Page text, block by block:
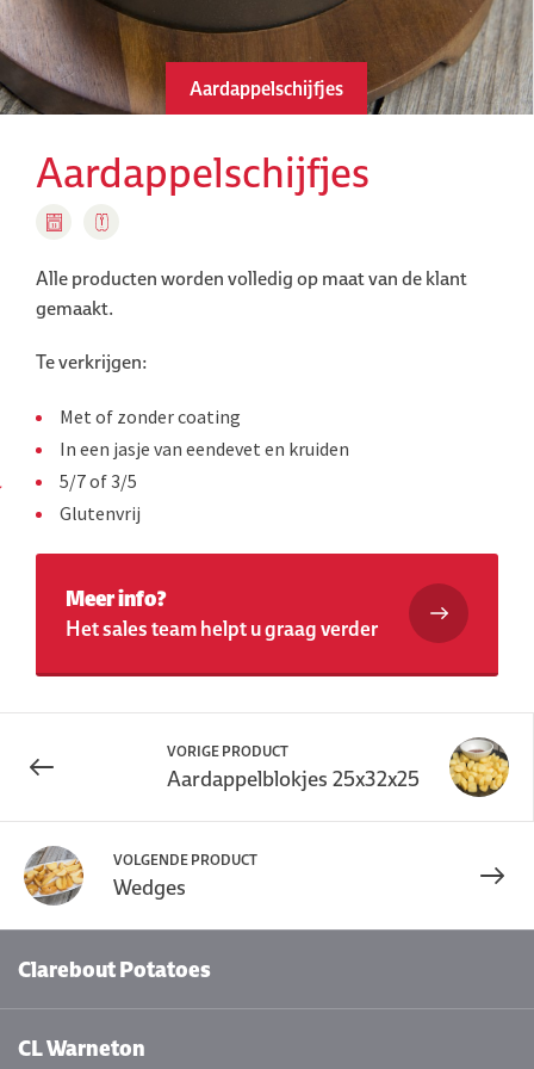
Aardappelschijfjes
Aardappelschijfjes
Alle producten worden volledig op maat van de klant
gemaakt.
Te verkrijgen:
Met of zonder coating
In een jasje van eendevet en kruiden
5/7 of 3/5
Glutenvrij
Meer info?
Het sales team helpt u graag verder
VORIGE PRODUCT
Aardappelblokjes 25x32x25
VOLGENDE PRODUCT
Wedges
Clarebout Potatoes
CL Warneton